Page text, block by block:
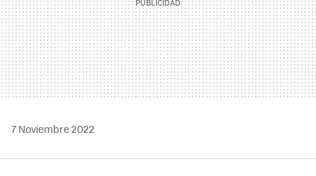
7 Noviembre 2022